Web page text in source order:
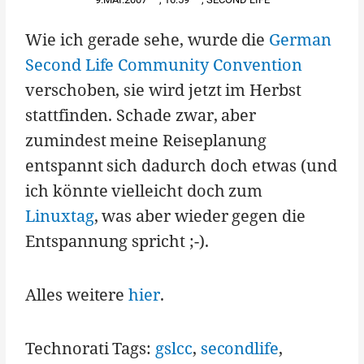
Wie ich gerade sehe, wurde die German
Second Life Community Convention
verschoben, sie wird jetzt im Herbst
stattfinden. Schade zwar, aber
zumindest meine Reiseplanung
entspannt sich dadurch doch etwas (und
ich könnte vielleicht doch zum
Linuxtag, was aber wieder gegen die
Entspannung spricht ;-).
Alles weiterehier.
Technorati Tags: gslcc, secondlife,